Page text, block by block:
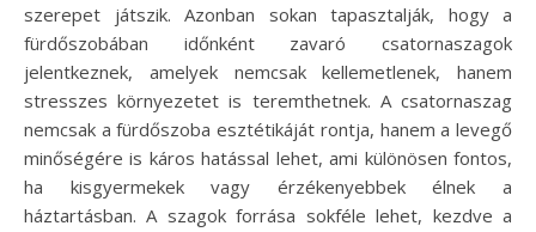
szerepet játszik. Azonban sokan tapasztalják, hogy a
fürdőszobában időnként zavaró csatornaszagok
jelentkeznek, amelyek nemcsak kellemetlenek, hanem
stresszes környezetet is teremthetnek. A csatornaszag
nemcsak a fürdőszoba esztétikáját rontja, hanem a levegő
minőségére is káros hatással lehet, ami különösen fontos,
ha kisgyermekek vagy érzékenyebbek élnek a
háztartásban. A szagok forrása sokféle lehet, kezdve a